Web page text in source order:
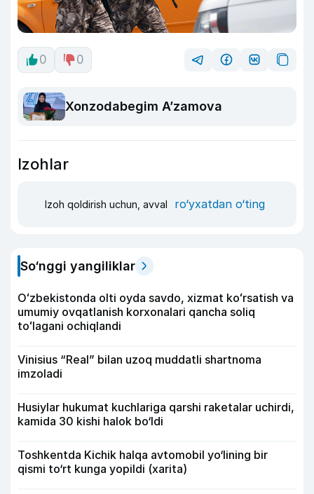
0 0
Xonzodabegim A’zamova
Izohlar
Izoh qoldirish uchun, avval ro‘yxatdan o‘ting
So‘nggi yangiliklar
Oʻzbekistonda olti oyda savdo, xizmat koʻrsatish va
umumiy ovqatlanish korxonalari qancha soliq
toʻlagani ochiqlandi
Vinisius “Real” bilan uzoq muddatli shartnoma
imzoladi
Husiylar hukumat kuchlariga qarshi raketalar uchirdi,
kamida 30 kishi halok bo‘ldi
Toshkentda Kichik halqa avtomobil yo‘lining bir
qismi to‘rt kunga yopildi (xarita)